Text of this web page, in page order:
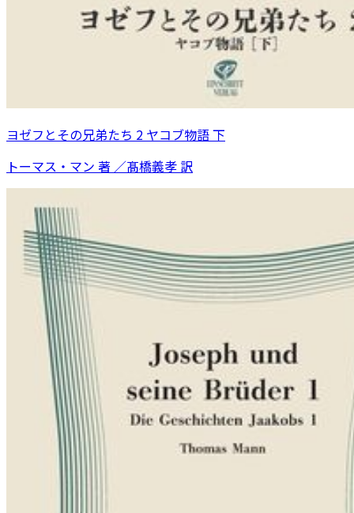
ヨゼフとその兄弟たち 2 ヤコブ物語 下
トーマス・マン 著 ／髙橋義孝 訳